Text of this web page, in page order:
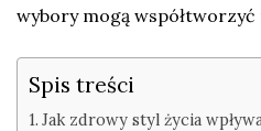
wybory mogą współtworzyć
Spis treści
Jak zdrowy styl życia